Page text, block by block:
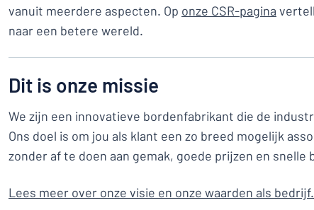
vanuit meerdere aspecten. Op onze CSR-pagina
naar een betere wereld.
Dit is onze missie
We zijn een innovatieve bordenfabrikant die de
Ons doel is om jou als klant een zo breed mogelijk
zonder af te doen aan gemak, goede prijzen en snelle
Lees meer over onze visie en onze waarden als bedrijf.